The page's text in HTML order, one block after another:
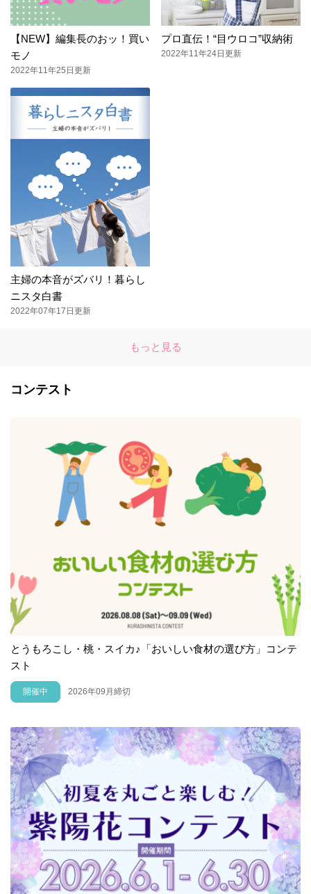
【NEW】編集長のおッ！買い
モノ
2022年11年25日更新
プロ直伝！“目ウロコ”収納術
2022年11年24日更新
主婦の本音がズバリ！暮らし
ニスタ白書
2022年07年17日更新
もっと見る
コンテスト
とうもろこし・桃・スイカ♪「おいしい食材の選び方」コンテ
スト
開催中 2026年09月締切